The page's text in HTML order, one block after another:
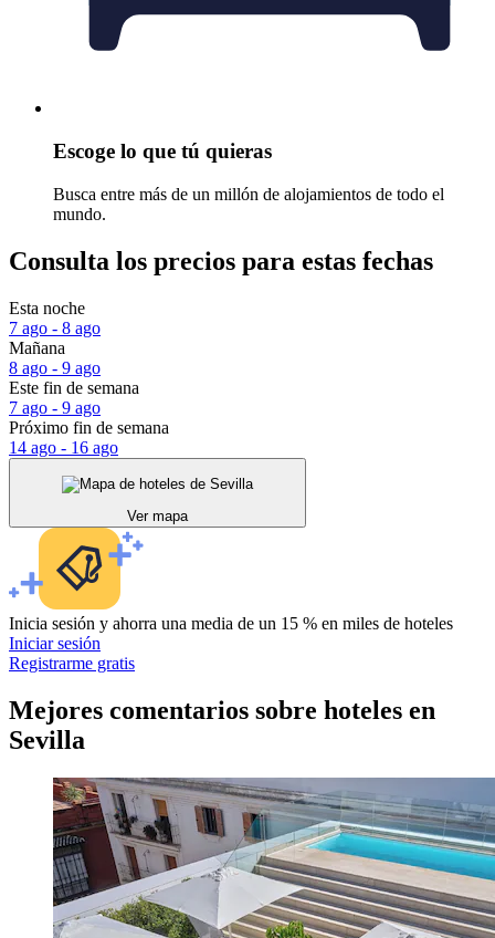
Escoge lo que tú quieras
Busca entre más de un millón de alojamientos de todo el
mundo.
Consulta los precios para estas fechas
Esta noche
7 ago - 8 ago
Mañana
8 ago - 9 ago
Este fin de semana
7 ago - 9 ago
Próximo fin de semana
14 ago - 16 ago
Ver mapa
Inicia sesión y ahorra una media de un 15 % en miles de hoteles
Iniciar sesión
Registrarme gratis
Mejores comentarios sobre hoteles en
Sevilla